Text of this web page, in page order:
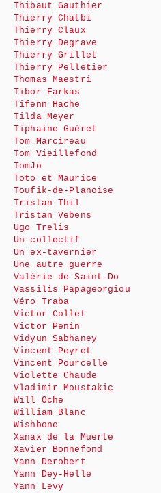
Thibaut Gauthier
Thierry Chatbi
Thierry Claux
Thierry Degrave
Thierry Grillet
Thierry Pelletier
Thomas Maestri
Tibor Farkas
Tifenn Hache
Tilda Meyer
Tiphaine Guéret
Tom Marcireau
Tom Vieillefond
TomJo
Toto et Maurice
Toufik-de-Planoise
Tristan Thil
Tristan Vebens
Ugo Trelis
Un collectif
Un ex-tavernier
Une autre guerre
Valérie de Saint-Do
Vassilis Papageorgiou
Véro Traba
Victor Collet
Victor Penin
Vidyun Sabhaney
Vincent Peyret
Vincent Pourcelle
Violette Chaude
Vladimir Moustakiç
Will Oche
William Blanc
Wishbone
Xanax de la Muerte
Xavier Bonnefond
Yann Derobert
Yann Dey-Helle
Yann Levy